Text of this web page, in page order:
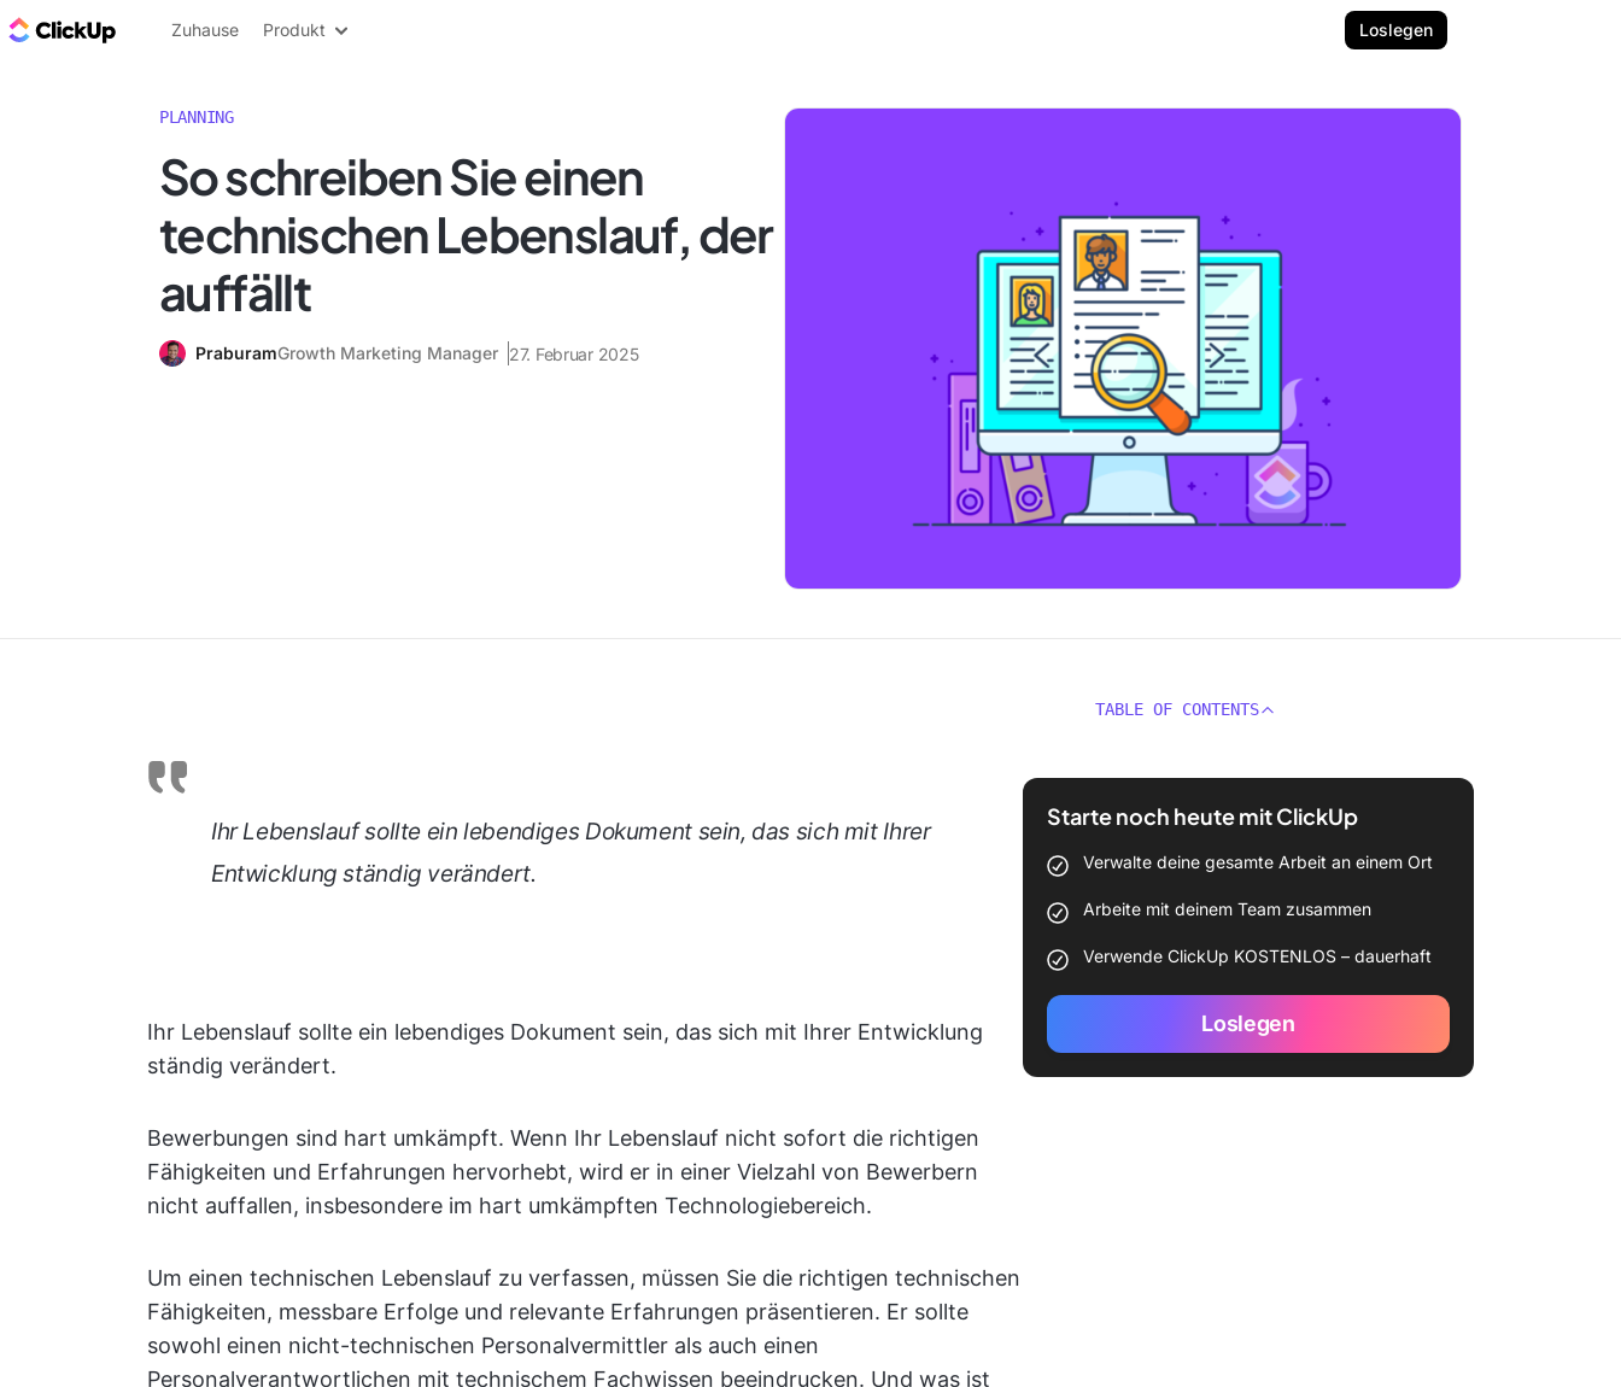
ClickUp Blog
Zuhause Produkt Loslegen
PLANNING
So schreiben Sie einen
technischen Lebenslauf, der
auffällt
PraburamGrowth Marketing Manager 27. Februar 2025
Ihr Lebenslauf sollte ein lebendiges Dokument sein, das sich mit Ihrer
Entwicklung ständig verändert.
Ihr Lebenslauf sollte ein lebendiges Dokument sein, das sich mit Ihrer Entwicklung
ständig verändert.
Bewerbungen sind hart umkämpft. Wenn Ihr Lebenslauf nicht sofort die richtigen
Fähigkeiten und Erfahrungen hervorhebt, wird er in einer Vielzahl von Bewerbern
nicht auffallen, insbesondere im hart umkämpften Technologiebereich.
Um einen technischen Lebenslauf zu verfassen, müssen Sie die richtigen technischen
Fähigkeiten, messbare Erfolge und relevante Erfahrungen präsentieren. Er sollte
sowohl einen nicht-technischen Personalvermittler als auch einen
Personalverantwortlichen mit technischem Fachwissen beeindrucken. Und was ist
TABLE OF CONTENTS
Starte noch heute mit ClickUp
Verwalte deine gesamte Arbeit an einem Ort
Arbeite mit deinem Team zusammen
Verwende ClickUp KOSTENLOS – dauerhaft
Loslegen